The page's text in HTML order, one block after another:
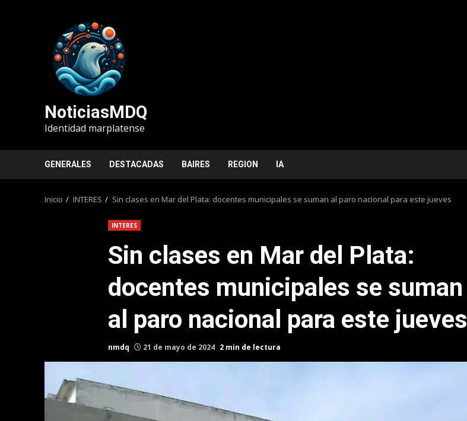
NoticiasMDQ
Identidad marplatense
GENERALES DESTACADAS BAIRES REGION IA
Inicio INTERES Sin clases en Mar del Plata: docentes municipales se suman al paro nacional para este jueves
INTERES
Sin clases en Mar del Plata:
docentes municipales se suman
al paro nacional para este jueves
nmdq 21 de mayo de 2024 2 min de lectura